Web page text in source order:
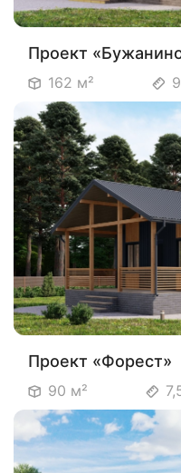
Проект
162 м²
Проект «Форест»
90 м²